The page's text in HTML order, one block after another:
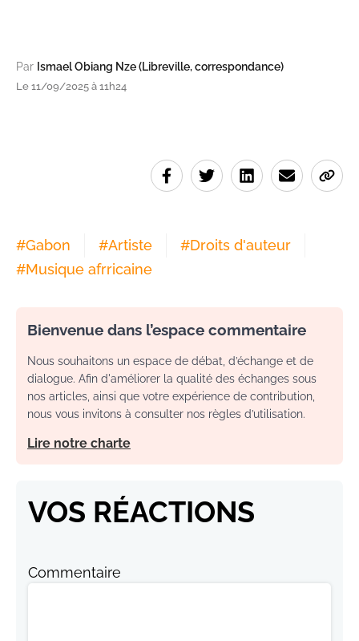
Par Ismael Obiang Nze (Libreville, correspondance)
Le 11/09/2025 à 11h24
#Gabon #Artiste #Droits d'auteur
#Musique afrricaine
Bienvenue dans l’espace commentaire
Nous souhaitons un espace de débat, d’échange et de
dialogue. Afin d'améliorer la qualité des échanges sous
nos articles, ainsi que votre expérience de contribution,
nous vous invitons à consulter nos règles d’utilisation.
Lire notre charte
VOS RÉACTIONS
Commentaire